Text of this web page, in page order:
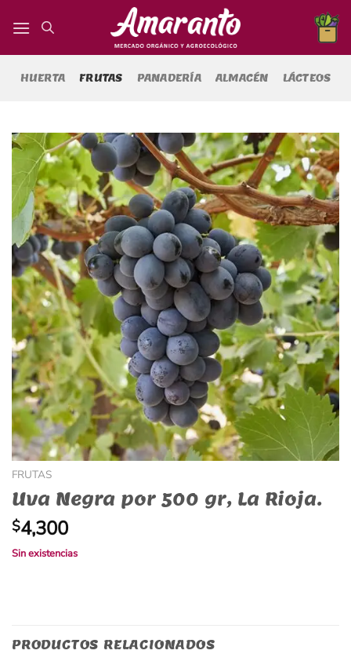
HUERTA FRUTAS PANADERÍA ALMACÉN LÁCTEOS
FRUTAS
Uva Negra por 500 gr, La Rioja.
$4,300
Sin existencias
PRODUCTOS RELACIONADOS